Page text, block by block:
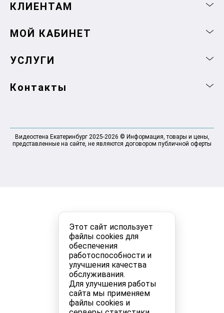
Этот сайт использует
файлы cookies для
обеспечения
работоспособности и
улучшения качества
обслуживания.
Для улучшения работы
сайта мы применяем
файлы cookies и
КЛИЕНТАМ
МОЙ КАБИНЕТ
УСЛУГИ
Контакты
Видеостена Екатеринбург 2025-2026 © Информация, товары и цены,
представленные на сайте, не являются договором публичной оферты